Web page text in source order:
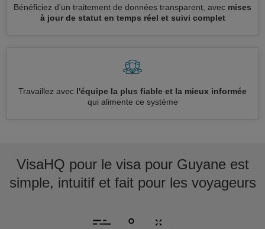
Bénéficiez d'un traitement de données transparent, avec mises
à jour de statut en temps réel et suivi complet
Travaillez avec l'équipe la plus fiable et la mieux informée
qui alimente ce système
VisaHQ pour le visa pour Guyane est
simple, intuitif et fait pour les voyageurs